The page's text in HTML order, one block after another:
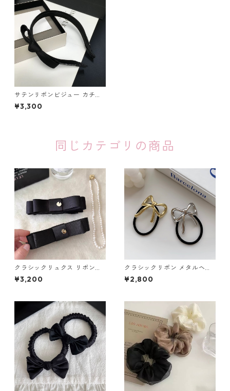
サテンリボンビジュー カチュ
ーシャ：549
¥3,300
同じカテゴリの商品
クラシックリュクス リボンバ
ナナクリップ（２色）：669
¥3,200
クラシックリボン メタルヘア
ゴム 2色セット：656
¥2,800